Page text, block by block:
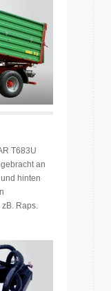
T683U
an
hinten
Raps.